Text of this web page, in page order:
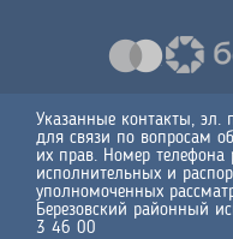
Указанные контакты, эл.
для связи по вопросам
их прав. Номер телефона
исполнительных и
уполномоченных
Березовский районный
3 46 00